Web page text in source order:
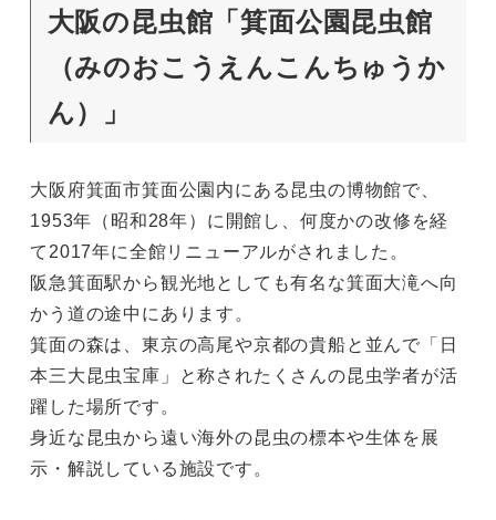
大阪の昆虫館「箕面公園昆虫館
（みのおこうえんこんちゅうか
ん）」
大阪府箕面市箕面公園内にある昆虫の博物館で、
1953年（昭和28年）に開館し、何度かの改修を経
て2017年に全館リニューアルがされました。
阪急箕面駅から観光地としても有名な箕面大滝へ向
かう道の途中にあります。
箕面の森は、東京の高尾や京都の貴船と並んで「日
本三大昆虫宝庫」と称されたくさんの昆虫学者が活
躍した場所です。
身近な昆虫から遠い海外の昆虫の標本や生体を展
示・解説している施設です。